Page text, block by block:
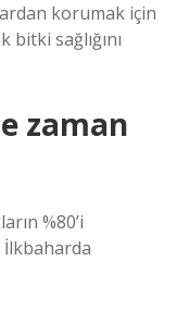
korumak için
bitki sağlığını
zaman
%80’i